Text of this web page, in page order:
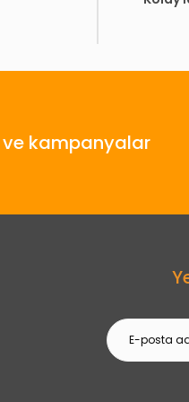
kampanyalar